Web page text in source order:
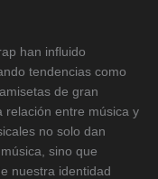
han influido
tendencias como
de gran
relación entre música y
no solo dan
sino que
nuestra identidad